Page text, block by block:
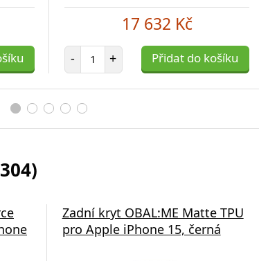
17 632 Kč
- Počet položek
+ Přidat do košíku
Zadní kryt OBAL:ME Matte TPU
pro Apple iPhone 15, černá